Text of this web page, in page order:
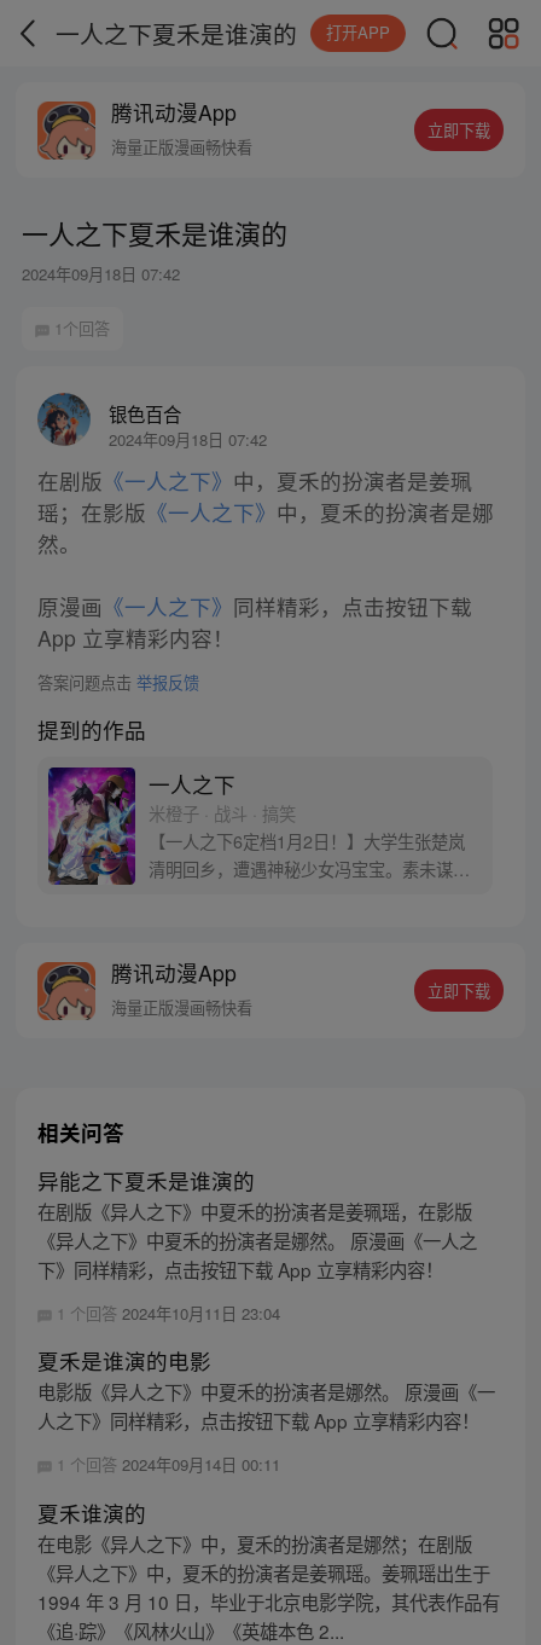
一人之下夏禾是谁演的 打开APP
腾讯动漫App
海量正版漫画畅快看
立即下载
一人之下夏禾是谁演的
2024年09月18日 07:42
1个回答
银色百合
2024年09月18日 07:42
在剧版 《一人之下》 中，夏禾的扮演者是姜珮
瑶；在影版 《一人之下》 中，夏禾的扮演者是娜
然。
原漫画 《一人之下》 同样精彩，点击按钮下载
App 立享精彩内容！
答案问题点击 举报反馈
提到的作品
一人之下
米橙子 · 战斗 · 搞笑
【一人之下6定档1月2日！】大学生张楚岚
清明回乡，遭遇神秘少女冯宝宝。素未谋面
密，张楚岚的生活被彻底颠覆，与冯宝宝一
同踏上“异人”之旅。
腾讯动漫App
海量正版漫画畅快看
立即下载
相关问答
异能之下夏禾是谁演的
在剧版《异人之下》中夏禾的扮演者是姜珮瑶，在影版
《异人之下》中夏禾的扮演者是娜然。 原漫画《一人之
下》同样精彩，点击按钮下载 App 立享精彩内容！
1 个回答 2024年10月11日 23:04
夏禾是谁演的电影
电影版《异人之下》中夏禾的扮演者是娜然。 原漫画《一
人之下》同样精彩，点击按钮下载 App 立享精彩内容！
1 个回答 2024年09月14日 00:11
夏禾谁演的
在电影《异人之下》中，夏禾的扮演者是娜然；在剧版
《异人之下》中，夏禾的扮演者是姜珮瑶。姜珮瑶出生于
1994 年 3 月 10 日，毕业于北京电影学院，其代表作品有
《追·踪》《风林火山》《英雄本色 2...